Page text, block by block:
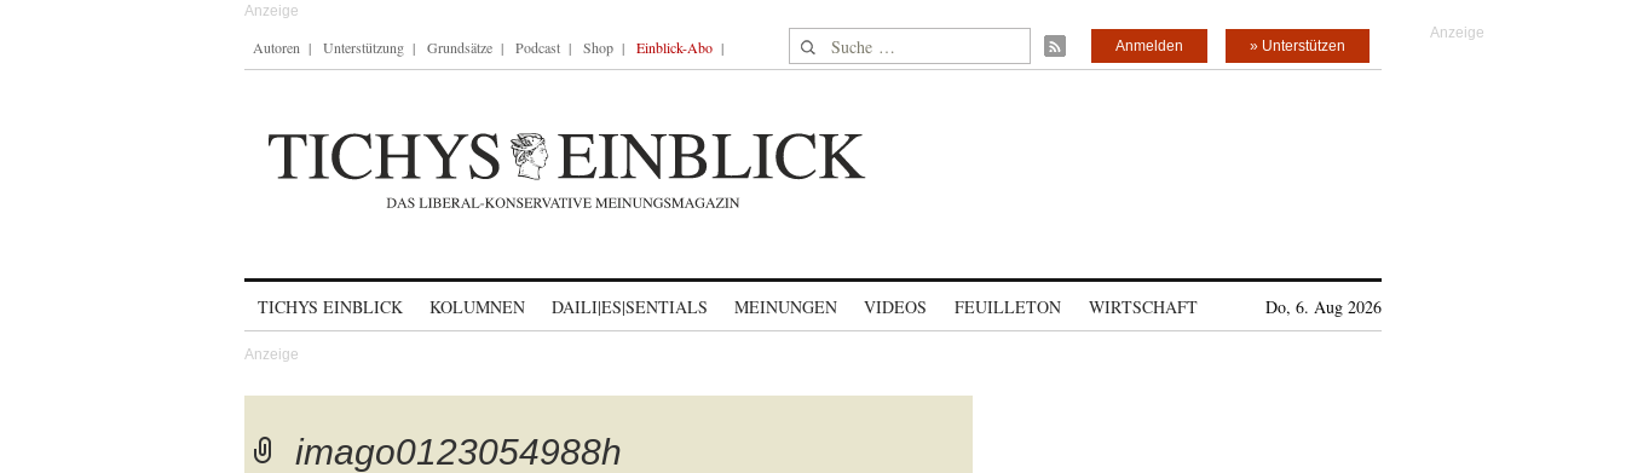
Autoren Unterstützung Grundsätze Podcast Shop Einblick-Abo Suche nach: » Unterstützen
Anmelden
TICHYS EINBLICK KOLUMNEN DAILI|ES|SENTIALS MEINUNGEN VIDEOS FEUILLETON WIRTSCHAFT Do, 6. Aug 2026
imago0123054988h